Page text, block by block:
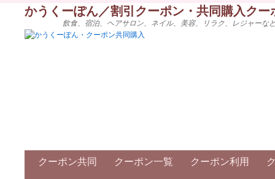
かうくーぽん／割引クーポン・共同購入ク
飲食、宿泊、ヘアサロン、ネイル、美容、リラク、レジャー
クーポン共同 クーポン一覧 クーポン利用